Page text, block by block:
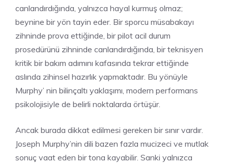
canlandırdığında, yalnızca hayal kurmuş olmaz;
beynine bir yön tayin eder. Bir sporcu müsabakayı
zihninde prova ettiğinde, bir pilot acil durum
prosedürünü zihninde canlandırdığında, bir teknisyen
kritik bir bakım adımını kafasında tekrar ettiğinde
aslında zihinsel hazırlık yapmaktadır. Bu yönüyle
Murphy’ nin bilinçaltı yaklaşımı, modern performans
psikolojisiyle de belirli noktalarda örtüşür.
Ancak burada dikkat edilmesi gereken bir sınır vardır.
Joseph Murphy’nin dili bazen fazla mucizeci ve mutlak
sonuç vaat eden bir tona kayabilir. Sanki yalnızca